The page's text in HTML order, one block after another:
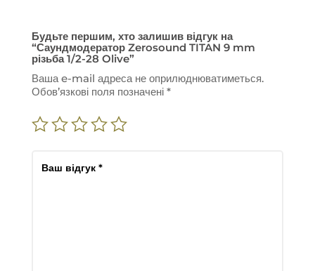
Будьте першим, хто залишив відгук на
“Саундмодератор Zerosound TITAN 9 mm
різьба 1/2-28 Olive”
Ваша e-mail адреса не оприлюднюватиметься.
Обов’язкові поля позначені *